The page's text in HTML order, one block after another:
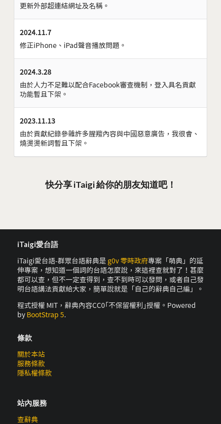
更新外部超連結網址及名稱。
2024.11.7
修正iPhone、iPad聲音播放問題。
2024.3.28
由於人力不足難以配合Facebook審查機制，登入具名貢獻
功能暫且下架。
2023.11.13
由於貢獻紀錄參雜許多腥羶內容與中國惡意廣告，我很會、
燒燙燙新詞暫且下架。
快分享 iTaigi 給你的朋友知道吧！
iTaigi愛台語
iTaigi愛台語-群眾台語辭典是 g0v 零時政府專案「萌典」的延
伸專案，想知道一個詞的台語怎麼說，來這裡查就對了！甚麼
都可以查，但不一定查得到，查不到時可以發問，或者自己發
明台語講法貢獻給大家，簡單說就是「自己的辭典自己編」。
程式授權 MIT，辭典內容CC0｢不保留權利｣授權。Powered
by BootStrap 5.
條款
關於本站
服務條款
隱私權條款
站內服務
查辭典